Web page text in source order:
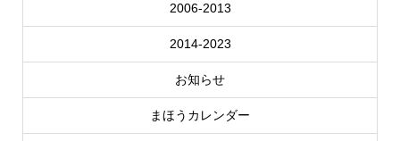
2006-2013
2014-2023
お知らせ
まほうカレンダー